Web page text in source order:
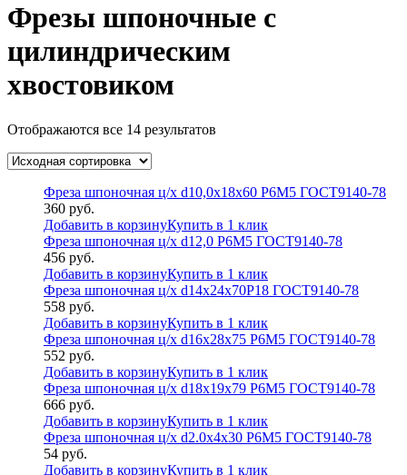
Фрезы шпоночные с
цилиндрическим
хвостовиком
Отображаются все 14 результатов
Фреза шпоночная ц/х d10,0х18х60 Р6М5 ГОСТ9140-78
360 руб.
Добавить в корзинуКупить в 1 клик
Фреза шпоночная ц/х d12,0 Р6М5 ГОСТ9140-78
456 руб.
Добавить в корзинуКупить в 1 клик
Фреза шпоночная ц/х d14х24х70Р18 ГОСТ9140-78
558 руб.
Добавить в корзинуКупить в 1 клик
Фреза шпоночная ц/х d16х28х75 Р6М5 ГОСТ9140-78
552 руб.
Добавить в корзинуКупить в 1 клик
Фреза шпоночная ц/х d18х19х79 Р6М5 ГОСТ9140-78
666 руб.
Добавить в корзинуКупить в 1 клик
Фреза шпоночная ц/х d2.0х4х30 Р6М5 ГОСТ9140-78
54 руб.
Добавить в корзинуКупить в 1 клик